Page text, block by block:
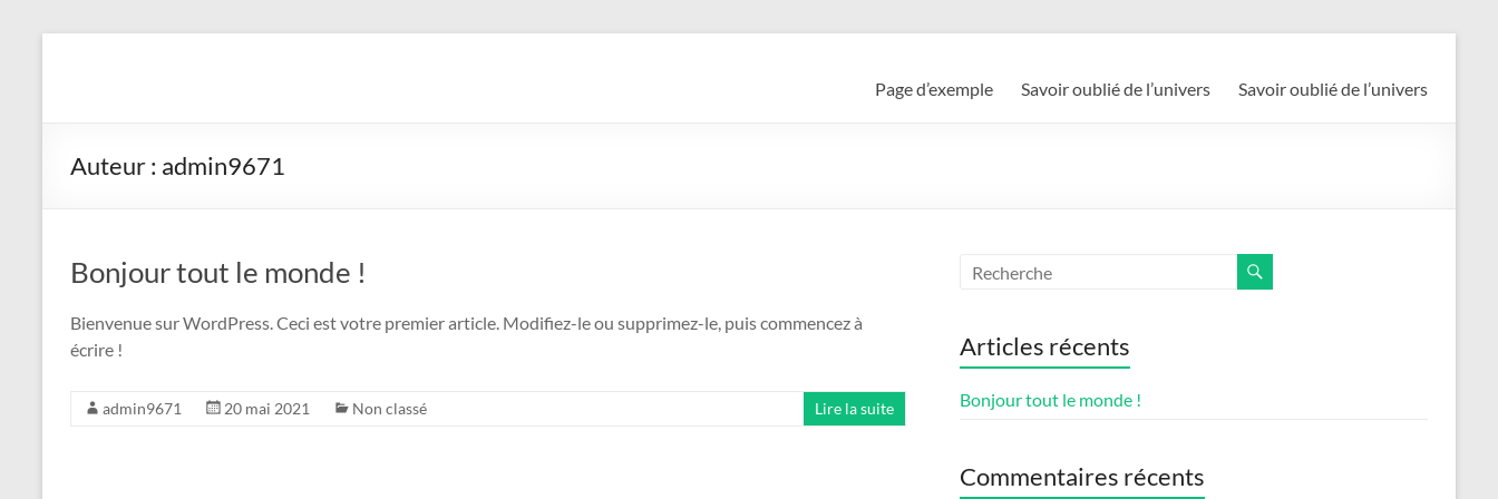
Page d’exemple Savoir oublié de l’univers Savoir oublié de l’univers
Auteur : admin9671
Bonjour tout le monde !
Bienvenue sur WordPress. Ceci est votre premier article. Modifiez-le ou supprimez-le, puis commencez à
écrire !
admin9671 20 mai 2021 Non classé Lire la suite
Articles récents
Bonjour tout le monde !
Commentaires récents